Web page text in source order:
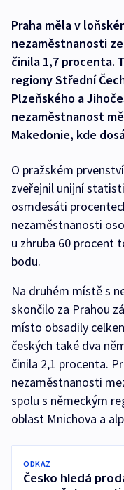
Praha měla v
nezaměstnanosti
činila 1,7 procenta.
regiony Střední
Plzeňského a
nezaměstnanost
Makedonie, kde
O pražském
zveřejnil unijní
osmdesáti
nezaměstnanosti
u zhruba 60 procent
bodu.
Na druhém místě s
skončilo za Prahou
místo obsadily
českých také dva
činila 2,1 procenta.
nezaměstnanosti
spolu s německým
oblast Mnichova a
ODKAZ
Česko hledá